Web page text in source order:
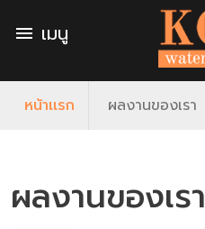
menu เมนู
หน้าเเรก ผลงานของเรา
ผลงานของเรา